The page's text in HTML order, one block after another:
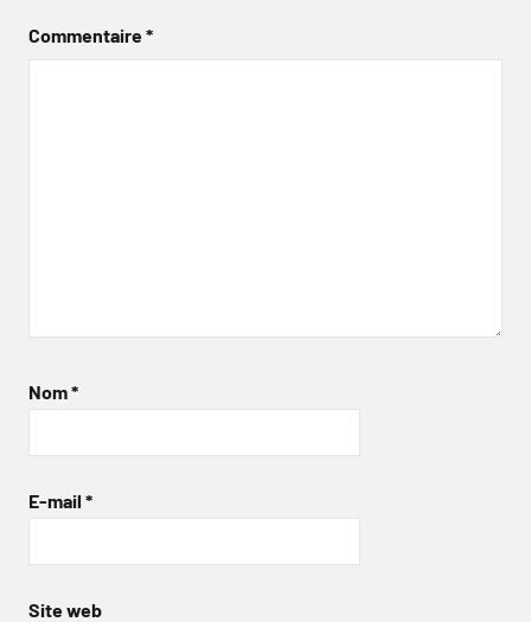
Commentaire*
Nom*
E-mail *
Site web